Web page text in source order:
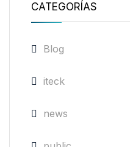
CATEGORÍAS
Blog
iteck
news